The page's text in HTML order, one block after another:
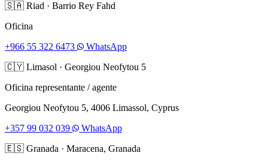
🇸🇦 Riad · Barrio Rey Fahd
Oficina
+966 55 322 6473
WhatsApp
🇨🇾 Limasol · Georgiou Neofytou 5
Oficina representante / agente
Georgiou Neofytou 5, 4006 Limassol, Cyprus
+357 99 032 039
WhatsApp
🇪🇸 Granada · Maracena, Granada